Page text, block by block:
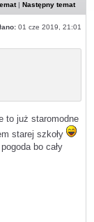
| Następny temat
01 cze 2019, 21:01
to już staromodne
starej szkoły
bo cały